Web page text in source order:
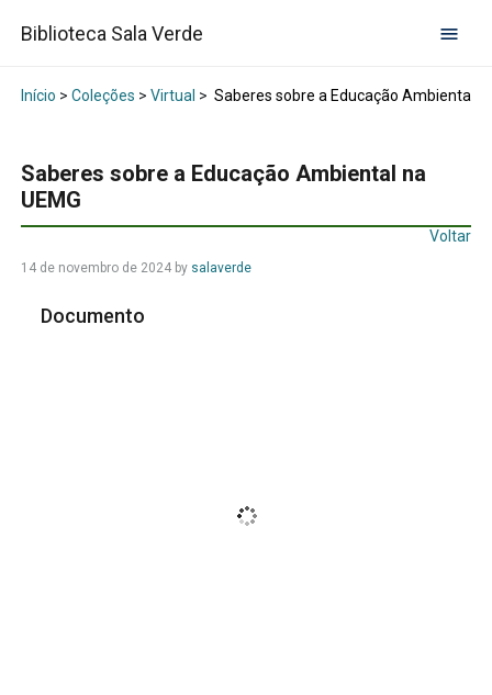
Biblioteca Sala Verde
Início > Coleções > Virtual > Saberes sobre a Educação Ambiental
Saberes sobre a Educação Ambiental na
UEMG
Voltar
14 de novembro de 2024by salaverde
Documento